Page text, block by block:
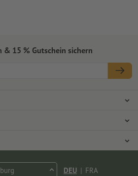
15 % Gutschein sichern
DEU | FRA